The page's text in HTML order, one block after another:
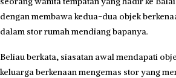
dengan membawa kedua-dua objek
dalam stor rumah mendiang bapanya.
Beliau berkata, siasatan awal mendapati
keluarga berkenaan mengemas stor yang